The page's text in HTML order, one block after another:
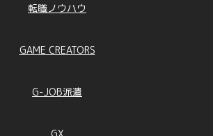
転職ノウハウ
GAME CREATORS
G-JOB派遣
GX